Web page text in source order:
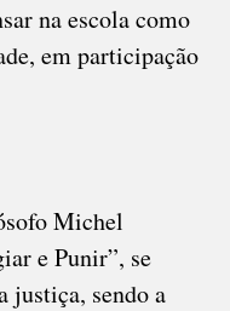
na escola como
em participação
Michel
e Punir”, se
justiça, sendo a